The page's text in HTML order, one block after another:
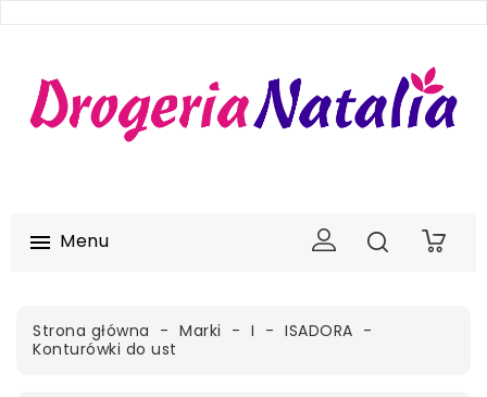
 Menu 0
Strona główna Marki I
ISADORA
Konturówki do ust